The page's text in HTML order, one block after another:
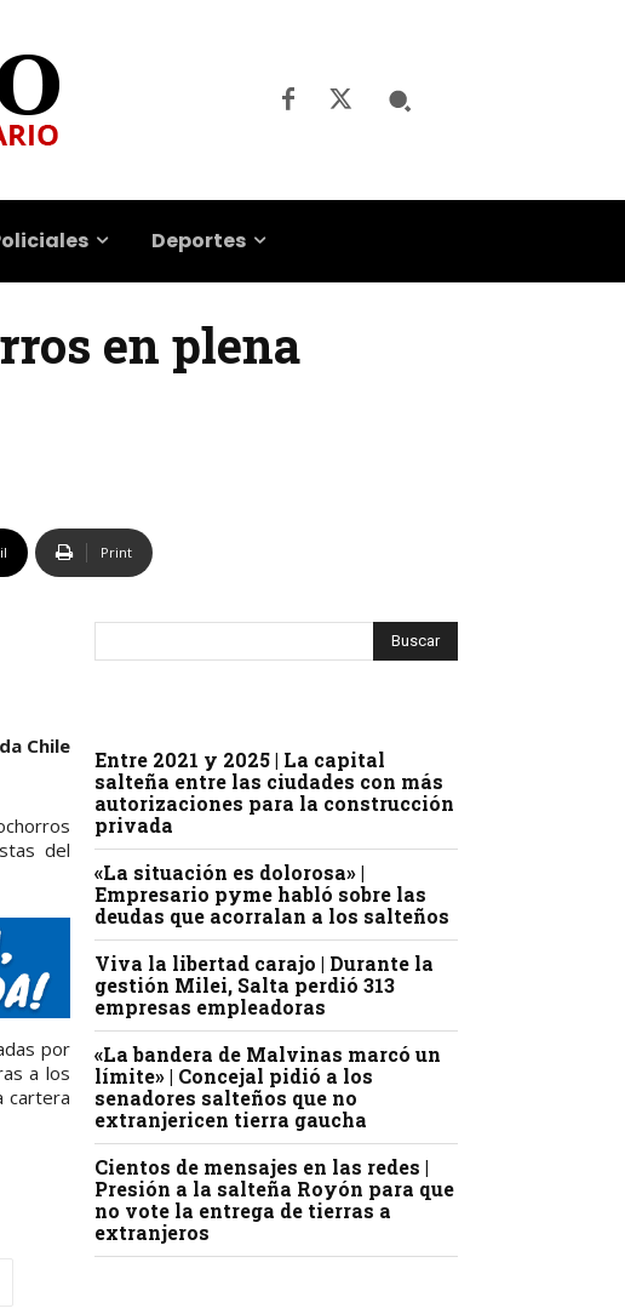
Deportes
en plena
Print
Chile
del
por
a los
cartera
Entre 2021 y 2025 | La capital
salteña entre las ciudades con más
autorizaciones para la construcción
privada
«La situación es dolorosa» |
Empresario pyme habló sobre las
deudas que acorralan a los salteños
Viva la libertad carajo | Durante la
gestión Milei, Salta perdió 313
empresas empleadoras
«La bandera de Malvinas marcó un
límite» | Concejal pidió a los
senadores salteños que no
extranjericen tierra gaucha
Cientos de mensajes en las redes |
Presión a la salteña Royón para que
no vote la entrega de tierras a
extranjeros